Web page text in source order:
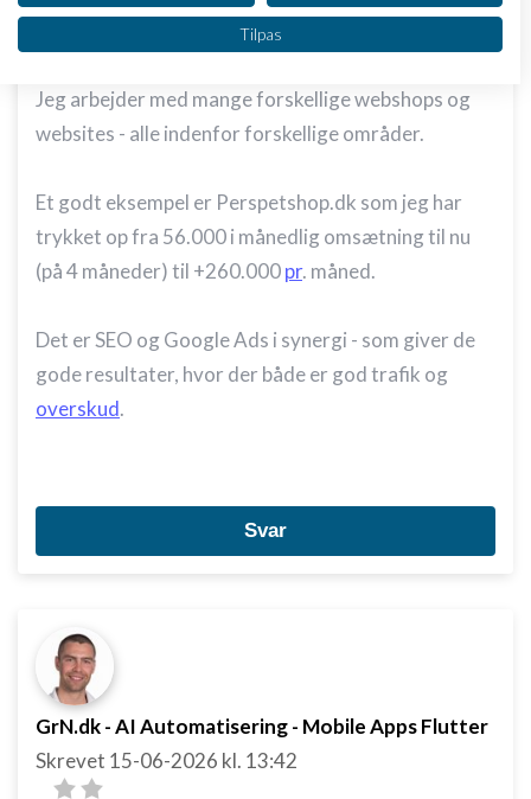
Jeg arbejder med mange forskellige webshops og
websites - alle indenfor forskellige områder.
Et godt eksempel er Perspetshop.dk som jeg har
trykket op fra 56.000 i månedlig omsætning til nu
(på 4 måneder) til +260.000pr. måned.
Det er SEO og Google Ads i synergi - som giver de
gode resultater, hvor der både er god trafik og
overskud.
Svar
GrN.dk - AI Automatisering - Mobile Apps Flutter
Skrevet 15-06-2026 kl. 13:42
Vi bruger dine data til følgende formål:
IAB's behandlingsformål:
enhed
Bruge profiler til at vælge tilpasset
Oprette profiler for at tilpasse indhold
Bruge profiler til at vælge tilpasset indhold
Forstå målgrupper gennem statistikker eller
kombinationer af oplysninger fra forskellige
Bruge begrænsede oplysninger til at vælge
indhold
IAB Special Features:
Bruge præcise geografiske
placeringsoplysninger
Tilpas